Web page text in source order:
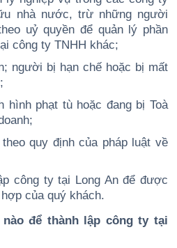
nhà nước, trừ những người
uỷ quyền để quản lý phần
công ty TNHH khác;
người bị hạn chế hoặc bị mất
hình phạt tù hoặc đang bị Toà
quy định của pháp luật về
công ty tại Long An để được
của quý khách.
để thành lập công ty tại